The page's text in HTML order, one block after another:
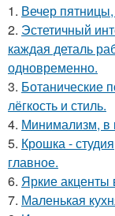
1. Вечер
2. Эстетичный
каждая деталь
одновременно.
3. Ботанические
лёгкость и стиль.
4. Минимализм, в
5. Крошка -
главное.
6. Яркие акценты
7. Маленькая